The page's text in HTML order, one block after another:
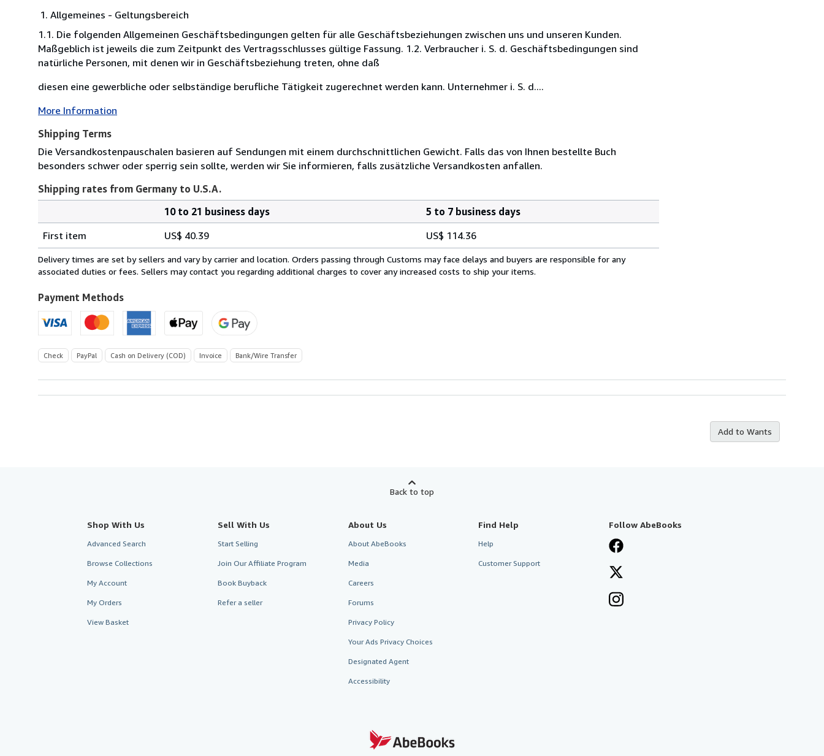
Allgemeines - Geltungsbereich
1.1. Die folgenden Allgemeinen Geschäftsbedingungen gelten für alle Geschäftsbeziehungen zwischen uns und unseren Kunden.
Maßgeblich ist jeweils die zum Zeitpunkt des Vertragsschlusses gültige Fassung. 1.2. Verbraucher i. S. d. Geschäftsbedingungen sind
natürliche Personen, mit denen wir in Geschäftsbeziehung treten, ohne daß
diesen eine gewerbliche oder selbständige berufliche Tätigkeit zugerechnet werden kann. Unternehmer i. S. d....
More Information
Shipping Terms
Die Versandkostenpauschalen basieren auf Sendungen mit einem durchschnittlichen Gewicht. Falls das von Ihnen bestellte Buch
besonders schwer oder sperrig sein sollte, werden wir Sie informieren, falls zusätzliche Versandkosten anfallen.
Shipping rates from Germany to U.S.A.
rates
from
Germany
U.S.A.
10 to 21 business days
5 to 7 business days
First item
US$ 40.39 US$ 114.36
Delivery times are set by sellers and vary by carrier and location. Orders passing through Customs may face delays and buyers are responsible for any
associated duties or fees. Sellers may contact you regarding additional charges to cover any increased costs to ship your items.
Payment Methods
Check PayPal Cash on Delivery (COD) Invoice Bank/Wire Transfer
Add to Wants
Back to top
Shop With Us
Advanced Search
Browse Collections
My Account
My Orders
View Basket
Sell With Us
Start Selling
Join Our Affiliate Program
Book Buyback
Refer a seller
About Us
About AbeBooks
Media
Careers
Forums
Privacy Policy
Your Ads Privacy Choices
Designated Agent
Accessibility
Find Help
Help
Customer Support
Follow AbeBooks